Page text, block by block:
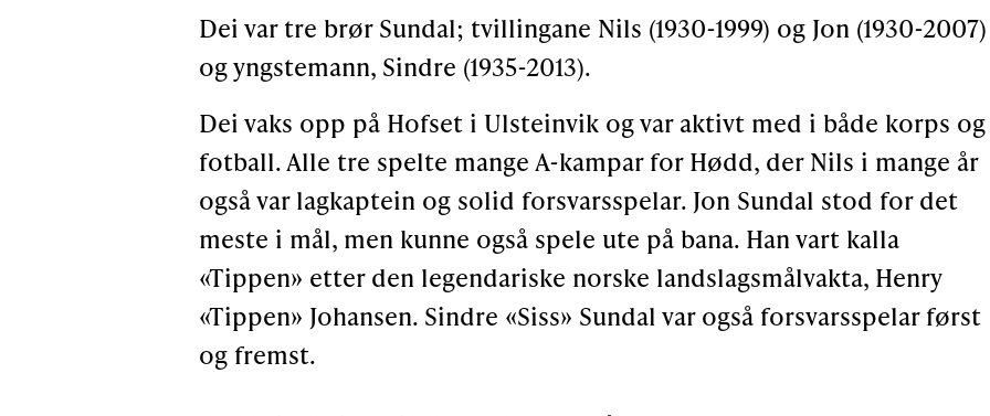
Dei var tre brør Sundal; tvillingane Nils (1930-1999) og Jon (1930-2007)
og yngstemann, Sindre (1935-2013).
Dei vaks opp på Hofset i Ulsteinvik og var aktivt med i både korps og
fotball. Alle tre spelte mange A-kampar for Hødd, der Nils i mange år
også var lagkaptein og solid forsvarsspelar. Jon Sundal stod for det
meste i mål, men kunne også spele ute på bana. Han vart kalla
«Tippen» etter den legendariske norske landslagsmålvakta, Henry
«Tippen» Johansen. Sindre «Siss» Sundal var også forsvarsspelar først
og fremst.